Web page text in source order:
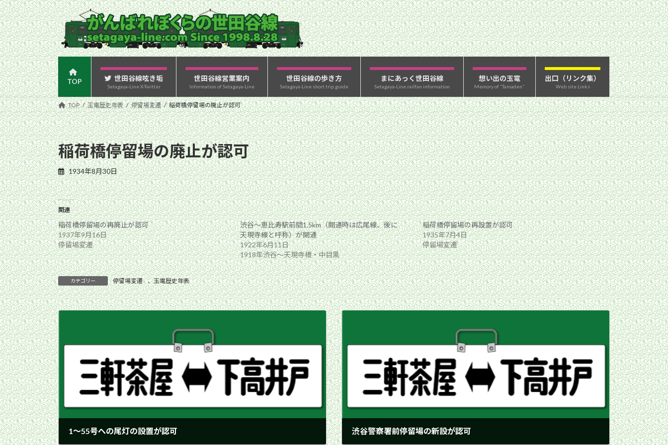
コ
ン
テ
ン
ツ
へ
ス
キ
ッ
プ
ナ
ビ
ゲ
ー
シ
ョ
ン
に
移
動
TOP 世田谷線呟き垢
Setagaya-Line X-Twitter
世田谷線営業案内
Information of Setagaya-Line
世田谷線の歩き方
Setagaya-Line short trip guide
まにあっく世田谷線
Setagaya-Line railfan information
想い出の玉電
Memory of “Tamaden”
出口（リンク集）
Web site Links
TOP 玉電歴史年表 停留場変遷 稲荷橋停留場の廃止が認可
稲荷橋停留場の廃止が認可
1934年8月30日
関連
稲荷橋停留場の再廃止が認可
1937年9月16日
停留場変遷
渋谷〜恵比寿駅前間1.5km（開通時は広尾線、後に
天現寺線と呼称）が開通
1922年6月11日
1918年渋谷〜天現寺橋・中目黒
稲荷橋停留場の再設置が認可
1935年7月4日
停留場変遷
カテゴリー 停留場変遷 、玉電歴史年表
1〜55号への尾灯の設置が認可 渋谷警察署前停留場の新設が認可